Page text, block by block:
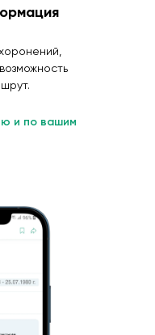
и по вашим